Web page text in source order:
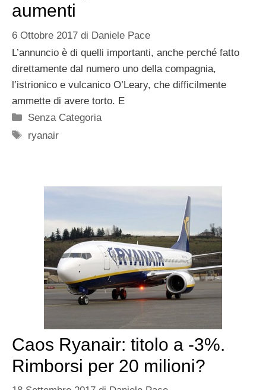
aumenti
6 Ottobre 2017 di Daniele Pace
L’annuncio è di quelli importanti, anche perché fatto
direttamente dal numero uno della compagnia,
l’istrionico e vulcanico O’Leary, che difficilmente
ammette di avere torto. E
Categorie
Senza Categoria
Tag
ryanair
Caos Ryanair: titolo a -3%.
Rimborsi per 20 milioni?